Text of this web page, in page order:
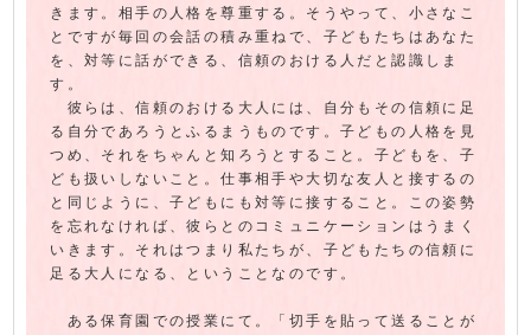
きます。相手の人格を尊重する。そうやって、小さなこ
とですが毎回の会話の積み重ねで、子どもたちはあなた
を、対等に話ができる、信頼のおける人だと認識しま
す。
彼らは、信頼のおける大人には、自分もその信頼に足
る自分であろうとふるまうものです。子どもの人格を見
つめ、それをちゃんと知ろうとすること。子どもを、子
ども扱いしないこと。仕事相手や大切な友人と接するの
と同じように、子どもにも対等に接すること。この姿勢
を忘れなければ、彼らとのコミュニケーションはうまく
いきます。それはつまり私たちが、子どもたちの信頼に
足る大人になる、ということなのです。
ある保育園での授業にて。「切手を貼って送ることが